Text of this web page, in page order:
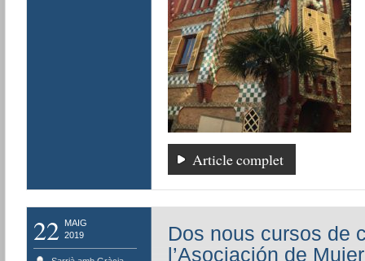
Article complet
22
MAIG
2019
Dos nous cursos de
l’Asociación de